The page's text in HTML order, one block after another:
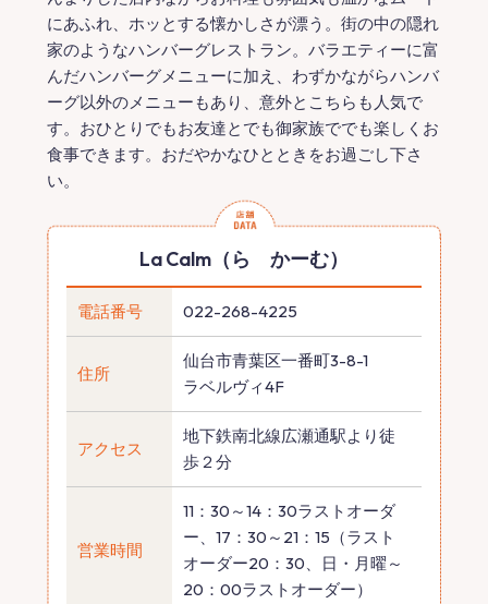
にあふれ、ホッとする懐かしさが漂う。街の中の隠れ
家のようなハンバーグレストラン。バラエティーに富
んだハンバーグメニューに加え、わずかながらハンバ
ーグ以外のメニューもあり、意外とこちらも人気で
す。おひとりでもお友達とでも御家族ででも楽しくお
食事できます。おだやかなひとときをお過ごし下さ
い。
La Calm（ら かーむ）
電話番号 022-268-4225
住所
仙台市青葉区一番町3-8-1
ラベルヴィ4F
アクセス
地下鉄南北線広瀬通駅より徒
歩２分
営業時間
11：30～14：30ラストオーダ
ー、17：30～21：15（ラスト
オーダー20：30、日・月曜～
20：00ラストオーダー）